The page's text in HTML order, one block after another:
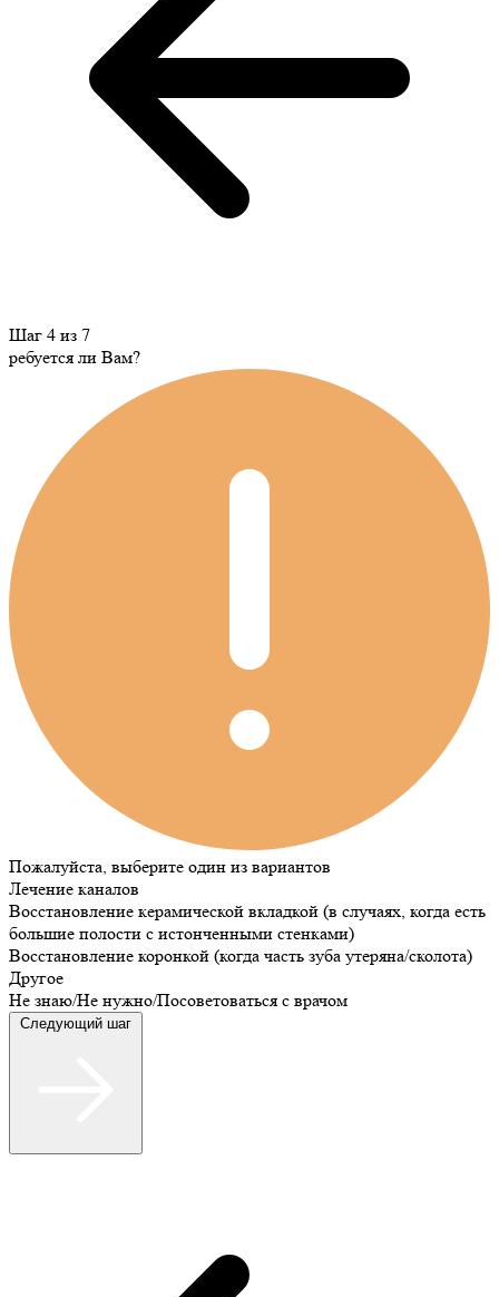
Шаг 4 из 7
ребуется ли Вам?
Пожалуйста, выберите один из вариантов
Лечение каналов
Восстановление керамической вкладкой (в случаях, когда есть
большие полости с истонченными стенками)
Восстановление коронкой (когда часть зуба утеряна/сколота)
Другое
Не знаю/Не нужно/Посоветоваться с врачом
Следующий шаг